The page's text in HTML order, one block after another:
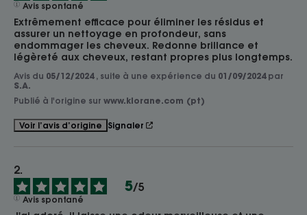
Avis spontané
Extrêmement efficace pour éliminer les résidus et
assurer un nettoyage en profondeur, sans
endommager les cheveux. Redonne brillance et
légèreté aux cheveux, restant propres plus longtemps.
Avis du 05/12/2024 , suite à une expérience du 01/09/2024 par
S.A.
Publié à l'origine sur www.klorane.com (pt)
Voir l’avis d’origine Signaler
5/5
Avis spontané